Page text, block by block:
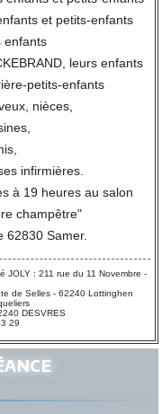
et petits-enfants
enfants
leurs enfants
petits-enfants
nièces,
infirmières.
à 19 heures au salon
champêtre"
62830 Samer.
JOLY : 211 rue du 11 Novembre -
de Selles - 62240 Lottinghen
DESVRES
29